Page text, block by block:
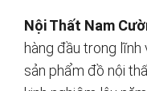
Nội Thất Nam
hàng đầu trong
sản phẩm đồ nội